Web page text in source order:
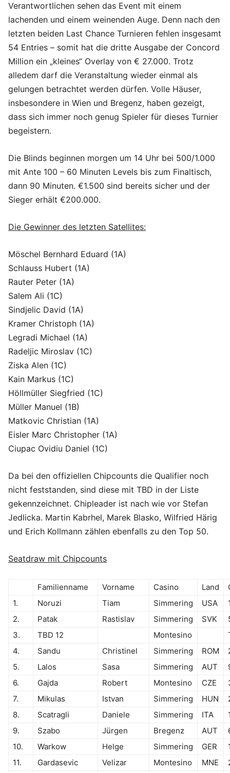
Verantwortlichen sehen das Event mit einem
lachenden und einem weinenden Auge. Denn nach den
letzten beiden Last Chance Turnieren fehlen insgesamt
54 Entries – somit hat die dritte Ausgabe der Concord
Million ein „kleines“ Overlay von € 27.000. Trotz
alledem darf die Veranstaltung wieder einmal als
gelungen betrachtet werden dürfen. Volle Häuser,
insbesondere in Wien und Bregenz, haben gezeigt,
dass sich immer noch genug Spieler für dieses Turnier
begeistern.
Die Blinds beginnen morgen um 14 Uhr bei 500/1.000
mit Ante 100 – 60 Minuten Levels bis zum Finaltisch,
dann 90 Minuten. €1.500 sind bereits sicher und der
Sieger erhält €200.000.
Die Gewinner des letzten Satellites:
Möschel Bernhard Eduard (1A)
Schlauss Hubert (1A)
Rauter Peter (1A)
Salem Ali (1C)
Sindjelic David (1A)
Kramer Christoph (1A)
Legradi Michael (1A)
Radeljic Miroslav (1C)
Ziska Alen (1C)
Kain Markus (1C)
Höllmüller Siegfried (1C)
Müller Manuel (1B)
Matkovic Christian (1A)
Eisler Marc Christopher (1A)
Ciupac Ovidiu Daniel (1C)
Da bei den offiziellen Chipcounts die Qualifier noch
nicht feststanden, sind diese mit TBD in der Liste
gekennzeichnet. Chipleader ist nach wie vor Stefan
Jedlicka. Martin Kabrhel, Marek Blasko, Wilfried Härig
und Erich Kollmann zählen ebenfalls zu den Top 50.
Seatdraw mit Chipcounts
Familienname Vorname Casino Land
1.
Noruzi Tiam Simmering USA
2.
Patak Rastislav Simmering SVK
3.
TBD 12 Montesino
4.
Sandu Christinel Simmering ROM
5.
Lalos Sasa Simmering AUT
6.
Gajda Robert Montesino CZE
7.
Mikulas Istvan Simmering HUN
8.
Scatragli Daniele Simmering ITA
9.
Szabo Jürgen Bregenz AUT
10.
Warkow Helge Simmering GER
11.
Gardasevic Velizar Montesino MNE